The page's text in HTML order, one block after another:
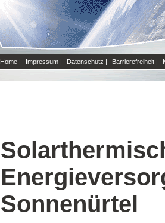
Home | Impressum | Datenschutz | Barrierefreiheit |
Sonnenürtel